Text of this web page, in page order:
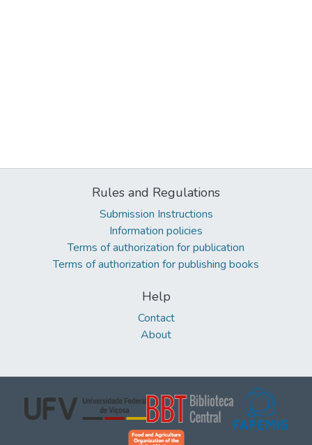
Rules and Regulations
Submission Instructions
Information policies
Terms of authorization for publication
Terms of authorization for publishing books
Help
Contact
About